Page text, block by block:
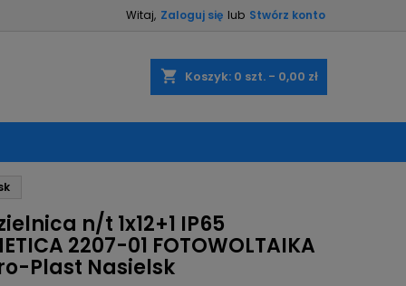
Witaj, Zaloguj się lub Stwórz konto
shopping_cart Koszyk: 0 szt. - 0,00 zł
n/t 1x12+1 IP65
2207-01 FOTOWOLTAIKA
Plast Nasielsk